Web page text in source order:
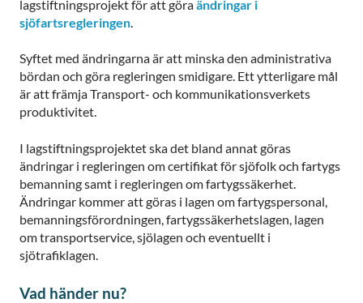
lagstiftningsprojekt för att göraändringar i
sjöfartsregleringen
Syftet med ändringarna är att minska den administrativa
bördan och göra regleringen smidigare. Ett ytterligare mål
är att främja Transport- och kommunikationsverkets
produktivitet.
I lagstiftningsprojektet ska det bland annat göras
ändringar i regleringen om certifikat för sjöfolk och fartygs
bemanning samt i regleringen om fartygssäkerhet.
Ändringar kommer att göras i lagen om fartygspersonal,
bemanningsförordningen, fartygssäkerhetslagen, lagen
om transportservice, sjölagen och eventuellt i
sjötrafiklagen.
Vad händer nu?